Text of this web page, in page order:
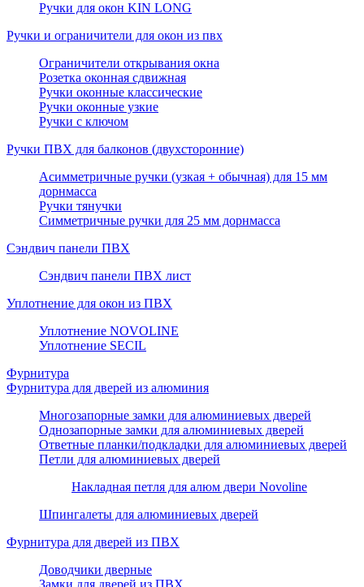
Ручки для окон KIN LONG
Ручки и ограничители для окон из пвх
Ограничители открывания окна
Розетка оконная сдвижная
Ручки оконные классические
Ручки оконные узкие
Ручки с ключом
Ручки ПВХ для балконов (двухсторонние)
Асимметричные ручки (узкая + обычная) для 15 мм
дорнмасса
Ручки тянучки
Симметричные ручки для 25 мм дорнмасса
Сэндвич панели ПВХ
Сэндвич панели ПВХ лист
Уплотнение для окон из ПВХ
Уплотнение NOVOLINE
Уплотнение SECIL
Фурнитура
Фурнитура для дверей из алюминия
Многозапорные замки для алюминиевых дверей
Однозапорные замки для алюминиевых дверей
Ответные планки/подкладки для алюминиевых дверей
Петли для алюминиевых дверей
Накладная петля для алюм двери Novoline
Шпингалеты для алюминиевых дверей
Фурнитура для дверей из ПВХ
Доводчики дверные
Замки для дверей из ПВХ